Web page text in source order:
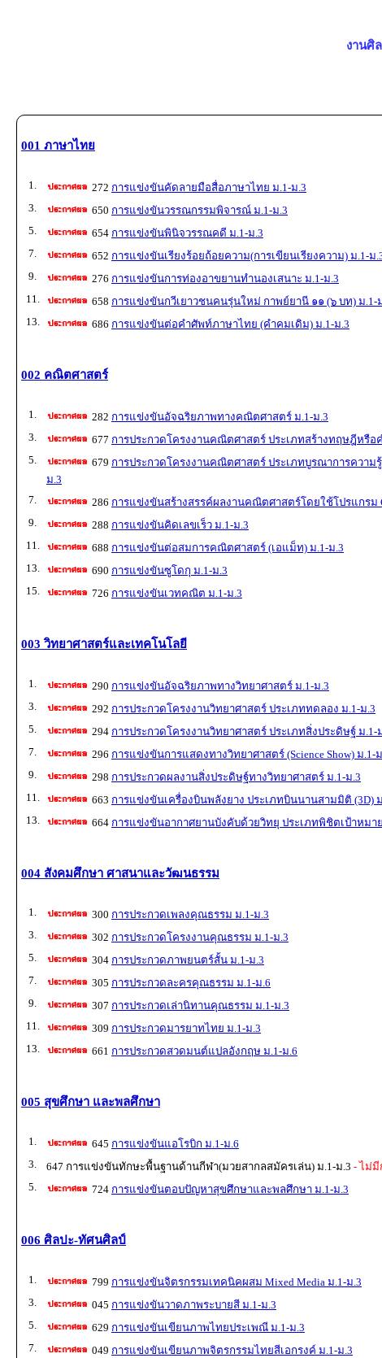
งานศิ
001 ภาษาไทย
1. 272 การแข่งขันคัดลายมือสื่อภาษาไทย ม.1-ม.3
3.
650 การแข่งขันวรรณกรรมพิจารณ์ ม.1-ม.3
5.
654 การแข่งขันพินิจวรรณคดี ม.1-ม.3
7.
652 การแข่งขันเรียงร้อยถ้อยความ(การเขียนเรียงความ) ม.1-ม
9.
276 การแข่งขันการท่องอาขยานทำนองเสนาะ ม.1-ม.3
11.
658 การแข่งขันกวีเยาวชนคนรุ่นใหม่ กาพย์ยานี ๑๑ (๖ บท) ม.1-
13.
686 การแข่งขันต่อคำศัพท์ภาษาไทย (คำคมเดิม) ม.1-ม.3
002 คณิตศาสตร์
1. 282 การแข่งขันอัจฉริยภาพทางคณิตศาสตร์ ม.1-ม.3
3.
677 การประกวดโครงงานคณิตศาสตร์ ประเภทสร้างทฤษฎีหรื
5.
679 การประกวดโครงงานคณิตศาสตร์ ประเภทบูรณาการควา
ม.3
7.
286 การแข่งขันสร้างสรรค์ผลงานคณิตศาสตร์โดยใช้โปรแกรม
9.
288 การแข่งขันคิดเลขเร็ว ม.1-ม.3
11.
688 การแข่งขันต่อสมการคณิตศาสตร์ (เอแม็ท) ม.1-ม.3
13.
690 การแข่งขันซูโดกุ ม.1-ม.3
15.
726 การแข่งขันเวทคณิต ม.1-ม.3
003 วิทยาศาสตร์และเทคโนโลยี
1. 290 การแข่งขันอัจฉริยภาพทางวิทยาศาสตร์ ม.1-ม.3
3.
292 การประกวดโครงงานวิทยาศาสตร์ ประเภททดลอง ม.1-ม.3
5.
294 การประกวดโครงงานวิทยาศาสตร์ ประเภทสิ่งประดิษฐ์ ม.1-
7.
296 การแข่งขันการแสดงทางวิทยาศาสตร์ (Science Show) ม.1-
9.
298 การประกวดผลงานสิ่งประดิษฐ์ทางวิทยาศาสตร์ ม.1-ม.3
11.
663 การแข่งขันเครื่องบินพลังยาง ประเภทบินนานสามมิติ (3D)
13.
664 การแข่งขันอากาศยานบังคับด้วยวิทยุ ประเภทพิชิตเป้าหมา
004 สังคมศึกษา ศาสนาและวัฒนธรรม
1. 300 การประกวดเพลงคุณธรรม ม.1-ม.3
3.
302 การประกวดโครงงานคุณธรรม ม.1-ม.3
5.
304 การประกวดภาพยนตร์สั้น ม.1-ม.3
7.
305 การประกวดละครคุณธรรม ม.1-ม.6
9.
307 การประกวดเล่านิทานคุณธรรม ม.1-ม.3
11.
309 การประกวดมารยาทไทย ม.1-ม.3
13.
661 การประกวดสวดมนต์แปลอังกฤษ ม.1-ม.6
005 สุขศึกษา และพลศึกษา
1. 645 การแข่งขันแอโรบิก ม.1-ม.6
3.
647 การแข่งขันทักษะพื้นฐานด้านกีฬา(มวยสากลสมัครเล่น) ม.1-ม.3 - ไม่
5.
724 การแข่งขันตอบปัญหาสุขศึกษาและพลศึกษา ม.1-ม.3
006 ศิลปะ-ทัศนศิลป์
1. 799 การแข่งขันจิตรกรรมเทคนิคผสม Mixed Media ม.1-ม.3
3.
045 การแข่งขันวาดภาพระบายสี ม.1-ม.3
5.
629 การแข่งขันเขียนภาพไทยประเพณี ม.1-ม.3
7.
049 การแข่งขันเขียนภาพจิตรกรรมไทยสีเอกรงค์ ม.1-ม.3